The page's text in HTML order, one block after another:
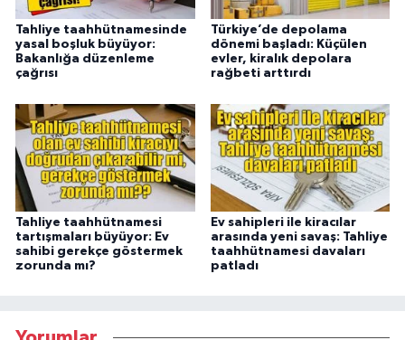
Tahliye taahhütnamesinde
yasal boşluk büyüyor:
Bakanlığa düzenleme
çağrısı
Türkiye’de depolama
dönemi başladı: Küçülen
evler, kiralık depolara
rağbeti arttırdı
Tahliye taahhütnamesi
tartışmaları büyüyor: Ev
sahibi gerekçe göstermek
zorunda mı?
Ev sahipleri ile kiracılar
arasında yeni savaş: Tahliye
taahhütnamesi davaları
patladı